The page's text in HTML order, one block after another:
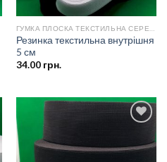
Резинка текстильна внутрішня
5 см
34.00грн.
списку